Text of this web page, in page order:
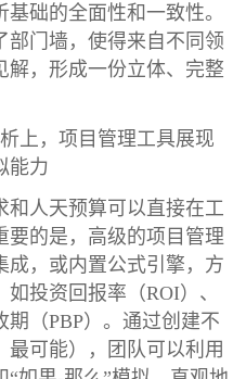
础的全面性和一致性。
部门墙，使得来自不同领
解，形成一份立体、完整
上，项目管理工具展现
能力
和人天预算可以直接在工
要的是，高级的项目管理
成，或内置公式引擎，方
投资回报率（ROI）、
（PBP）。通过创建不
最可能），团队可以利用